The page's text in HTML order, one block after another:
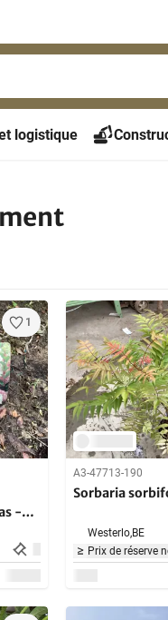
logistique
1
-
A3-47713-190
Sorbaria
Westerlo,BE
Prix de réserve